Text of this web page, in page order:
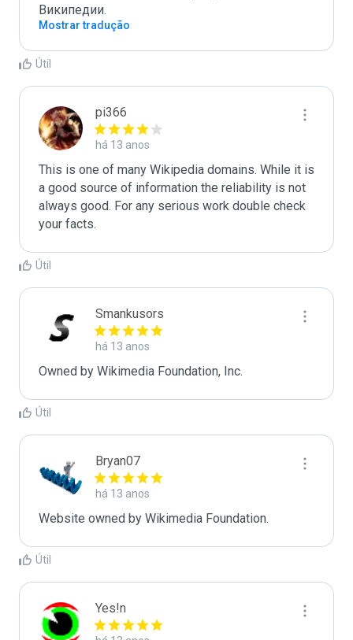
Википедии.
Mostrar tradução
Útil
pi366
há 13 anos
This is one of many Wikipedia domains. While it is
a good source of information the reliability is not
always good. For any serious work double check
your facts.
Útil
Smankusors
há 13 anos
Owned by Wikimedia Foundation, Inc.
Útil
Bryan07
há 13 anos
Website owned by Wikimedia Foundation.
Útil
Yes!n